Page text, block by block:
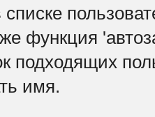
функция
подходящих
имя.